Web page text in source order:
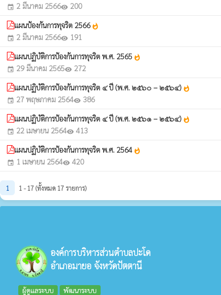
event 2 มีนาคม 2566visibility 200
แผนป้องกันการทุจริต 2566whatshot
event 2 มีนาคม 2566visibility 191
แผนปฏิบัติการป้องกันการทุจริต พ.ศ. 2565 whatshot
event 29 มีนาคม 2565visibility 272
แผนปฏิบัติการป้องกันการทุจริต ๔ ปี (พ.ศ. ๒๕๖๐ – ๒๕๖๔) whatshot
event 27 พฤษภาคม 2564visibility 386
แผนปฏิบัติการป้องกันการทุจริต ๔ ปี (พ.ศ. ๒๕๖๑ – ๒๕๖๔) whatshot
event 22 เมษายน 2564visibility 413
แผนปฏิบัติการป้องกันการทุจริต พ.ศ. 2564 whatshot
event 1 เมษายน 2564visibility 420
1 1 - 17 (ทั้งหมด 17 รายการ)
องค์การบริหารส่วนตำบลปะโด
อำเภอมายอ จังหวัดปัตตานี
ผู้ดูแลระบบ พัฒนาระบบ